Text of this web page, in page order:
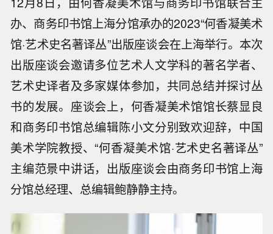
办、商务印书馆上海分馆承办的2023“何香凝美术
馆·艺术史名著译丛”出版座谈会在上海举行。本次
出版座谈会邀请多位艺术人文学科的著名学者、
艺术史译者及多家媒体参加，共同总结并探讨丛
书的发展。座谈会上，何香凝美术馆馆长蔡显良
和商务印书馆总编辑陈小文分别致欢迎辞，中国
美术学院教授、“何香凝美术馆·艺术史名著译丛”
主编范景中讲话，出版座谈会由商务印书馆上海
分馆总经理、总编辑鲍静静主持。